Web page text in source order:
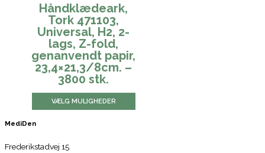
Håndklædeark,
Tork 471103,
Universal, H2, 2-
lags, Z-fold,
genanvendt papir,
23,4×21,3/8cm. –
3800 stk.
VÆLG MULIGHEDER
MediDen
Frederikstadvej 15